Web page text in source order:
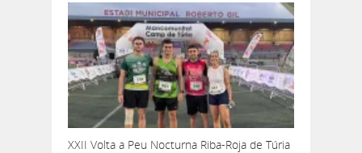
XXII Volta a Peu Nocturna Riba-Roja de Túria